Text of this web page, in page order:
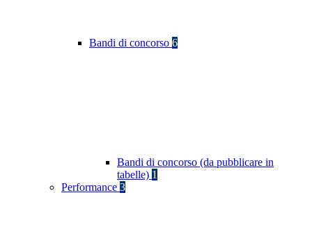
Bandi di concorso 6
Bandi di concorso (da pubblicare in
tabelle) 1
Performance 3